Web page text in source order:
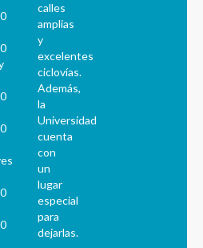
calles
amplias
y
excelentes
ciclovías.
Además,
la
Universidad
cuenta
con
un
lugar
especial
para
dejarlas.